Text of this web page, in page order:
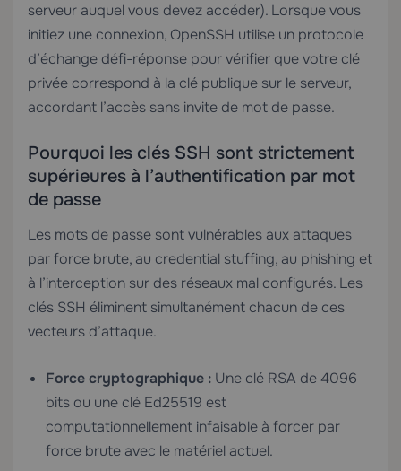
serveur auquel vous devez accéder). Lorsque vous
initiez une connexion, OpenSSH utilise un protocole
d’échange défi-réponse pour vérifier que votre clé
privée correspond à la clé publique sur le serveur,
accordant l’accès sans invite de mot de passe.
Pourquoi les clés SSH sont strictement
supérieures à l’authentification par mot
de passe
Les mots de passe sont vulnérables aux attaques
par force brute, au credential stuffing, au phishing et
à l’interception sur des réseaux mal configurés. Les
clés SSH éliminent simultanément chacun de ces
vecteurs d’attaque.
Force cryptographique : Une clé RSA de 4096
bits ou une clé Ed25519 est
computationnellement infaisable à forcer par
force brute avec le matériel actuel.